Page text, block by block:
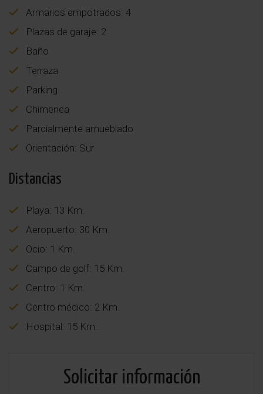
Armarios empotrados: 4
Plazas de garaje: 2
Baño
Terraza
Parking
Chimenea
Parcialmente amueblado
Orientación: Sur
Distancias
Playa: 13 Km.
Aeropuerto: 30 Km.
Ocio: 1 Km.
Campo de golf: 15 Km.
Centro: 1 Km.
Centro médico: 2 Km.
Hospital: 15 Km.
Solicitar información